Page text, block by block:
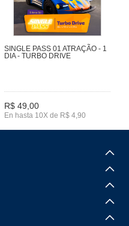
SINGLE PASS 01 ATRAÇÃO - 1
DIA - TURBO DRIVE
R$ 49,00
En hasta 10X de R$ 4,90